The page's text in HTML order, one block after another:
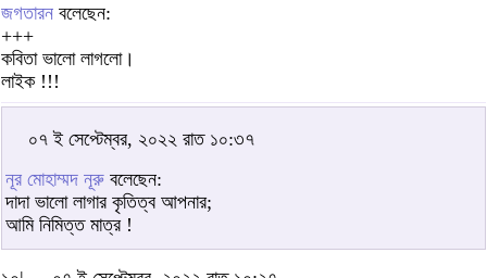
জগতারন বলেছেন:
+++
কবিতা ভালো লাগলো।
লাইক !!!
০৭ ই সেপ্টেম্বর, ২০২২ রাত ১০:৩৭
নূর মোহাম্মদ নূরু বলেছেন:
দাদা ভালো লাগার কৃতিত্ব আপনার;
আমি নিমিত্ত মাত্র !